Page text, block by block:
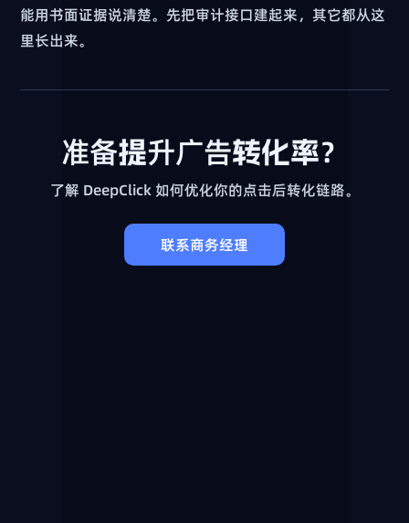
能用书面证据说清楚。先把审计接口建起来，其它都从这
里长出来。
准备提升广告转化率？
了解 DeepClick 如何优化你的点击后转化链路。
联系商务经理